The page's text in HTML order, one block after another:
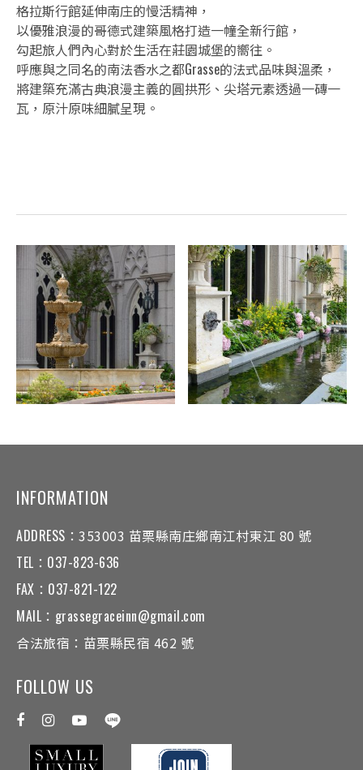
格拉斯行館延伸南庄的慢活精神，
以優雅浪漫的哥德式建築風格打造一幢全新行館，
勾起旅人們內心對於生活在莊園城堡的嚮往。
呼應與之同名的南法香水之都Grasse的法式品味與溫柔，
將建築充滿古典浪漫主義的圓拱形、尖塔元素透過一磚一
瓦，原汁原味細膩呈現。
INFORMATION
ADDRESS： 353003 苗栗縣南庄鄉南江村東江 80 號
TEL： 037-823-636
FAX： 037-821-122
MAIL： grassegraceinn@gmail.com
合法旅宿： 苗栗縣民宿 462 號
FOLLOW US